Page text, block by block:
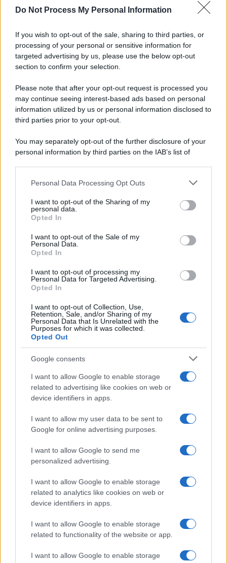
Do Not Process My Personal Information
If you wish to opt-out of the sale, sharing to third parties, or
processing of your personal or sensitive information for
targeted advertising by us, please use the below opt-out
section to confirm your selection.
Please note that after your opt-out request is processed you
may continue seeing interest-based ads based on personal
information utilized by us or personal information disclosed to
third parties prior to your opt-out.
You may separately opt-out of the further disclosure of your
personal information by third parties on the IAB’s list of
This information may also be disclosed by us to third parties
disclose it to other third parties.
Please note that this website/app uses one or more Google
services and may gather and store information including but
not limited to your visit or usage behaviour. You may click to
grant or deny consent to Google and its third-party tags to
consent section.
Personal Data Processing Opt Outs
I want to opt-out of the Sharing of my
personal data.
Opted In
I want to opt-out of the Sale of my
Personal Data.
Opted In
I want to opt-out of processing my
Personal Data for Targeted Advertising.
Opted In
I want to opt-out of Collection, Use,
Retention, Sale, and/or Sharing of my
Personal Data that Is Unrelated with the
Purposes for which it was collected.
Opted Out
Google consents
I want to allow Google to enable storage
related to advertising like cookies on web or
device identifiers in apps.
I want to allow my user data to be sent to
Google for online advertising purposes.
I want to allow Google to send me
personalized advertising.
I want to allow Google to enable storage
related to analytics like cookies on web or
device identifiers in apps.
I want to allow Google to enable storage
related to functionality of the website or app.
I want to allow Google to enable storage
Sale il numero degli acquisti online in Europa e
aumentano le vendite di articoli second hand
Circa il 20% riguarda l'abbigliamento. Sempre più successo per i
capi di seconda mano e per l'abbigliamento sportivo. Ad attrarre i
consumatori è anche il gorpcore, la tendenza ad abbinare
Il caso /
Trump ha quasi esaurito l'arsenale Usa, ma il
tycoon smentisce
La banca /Caso Mps: i pm milanesi ora vogliono vederci
La data /L'8 agosto, quando la memoria dovrebbe insegnarci
qualcosa
Facebook
Syndication
Globalist
Globalscience
Globalsport
Culture
Salute
Megachip
GiULia
Prima Pagina
Giornale dello